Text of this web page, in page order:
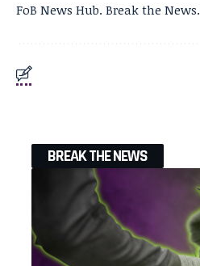
FoB News Hub. Break the News.
BREAK THE NEWS